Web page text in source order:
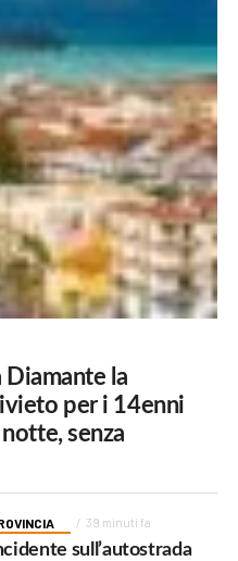
Diamante la
per i 14enni
senza
39 minuti fa
sull’autostrada